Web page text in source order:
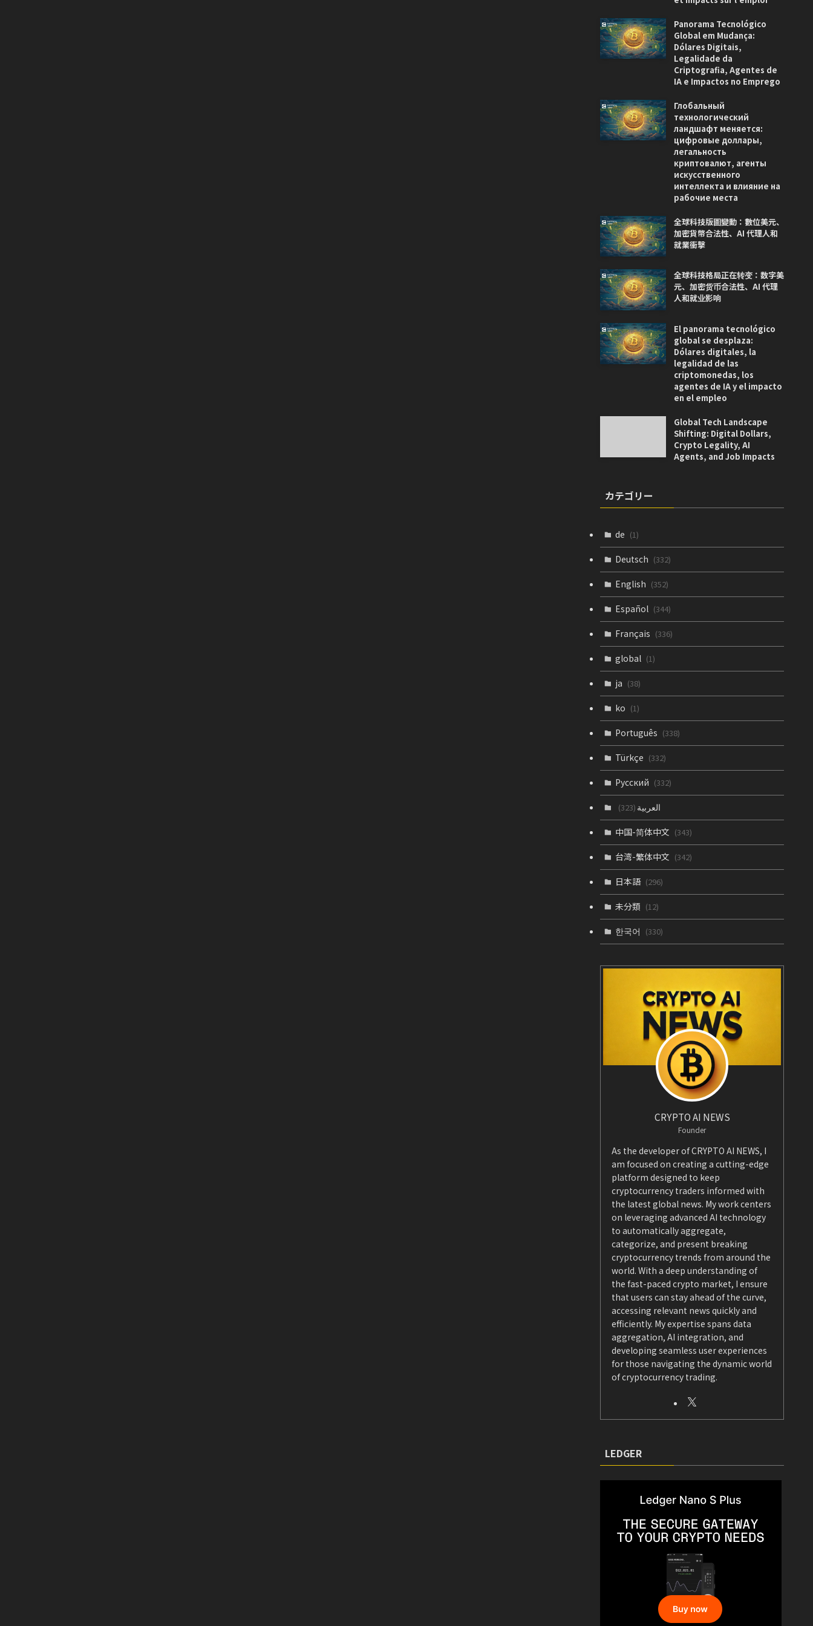
Panorama Tecnológico
Global em Mudança:
Dólares Digitais,
Legalidade da
Criptografia, Agentes de
IA e Impactos no Emprego
Глобальный
технологический
ландшафт меняется:
цифровые доллары,
легальность
криптовалют, агенты
искусственного
интеллекта и влияние на
рабочие места
全球科技版圖變動：數位美元、
加密貨幣合法性、AI 代理人和
就業衝擊
全球科技格局正在转变：数字美
元、加密货币合法性、AI 代理
人和就业影响
El panorama tecnológico
global se desplaza:
Dólares digitales, la
legalidad de las
criptomonedas, los
agentes de IA y el impacto
en el empleo
Global Tech Landscape
Shifting: Digital Dollars,
Crypto Legality, AI
Agents, and Job Impacts
カテゴリー
de (1)
Deutsch (332)
English (352)
Español (344)
Français (336)
global (1)
ja (38)
ko (1)
Português (338)
Türkçe (332)
Русский (332)
العربية(323)
中国-简体中文 (343)
台湾-繁体中文 (342)
日本語 (296)
未分類 (12)
한국어 (330)
CRYPTO AI NEWS
Founder
As the developer of CRYPTO AI NEWS, I
am focused on creating a cutting-edge
platform designed to keep
cryptocurrency traders informed with
the latest global news. My work centers
on leveraging advanced AI technology
to automatically aggregate,
categorize, and present breaking
cryptocurrency trends from around the
world. With a deep understanding of
the fast-paced crypto market, I ensure
that users can stay ahead of the curve,
accessing relevant news quickly and
efficiently. My expertise spans data
aggregation, AI integration, and
developing seamless user experiences
for those navigating the dynamic world
of cryptocurrency trading.
LEDGER